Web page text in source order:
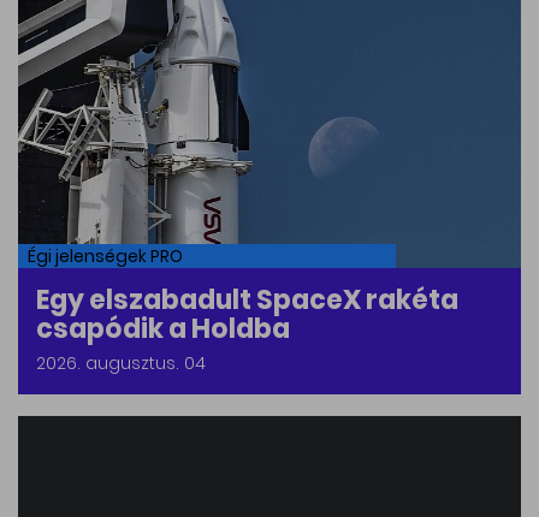
Égi jelenségek PRO
Egy elszabadult SpaceX rakéta
csapódik a Holdba
2026. augusztus. 04